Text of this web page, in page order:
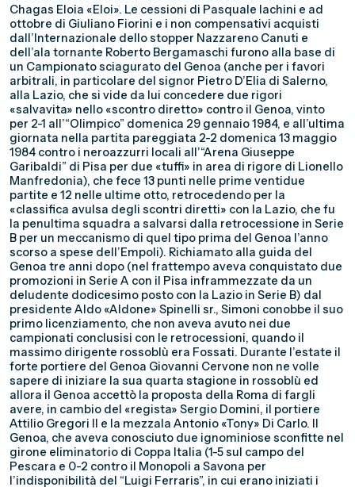
Chagas Eloia «Eloi». Le cessioni di Pasquale Iachini e ad
ottobre di Giuliano Fiorini e i non compensativi acquisti
dall’Internazionale dello stopper Nazzareno Canuti e
dell’ala tornante Roberto Bergamaschi furono alla base di
un Campionato sciagurato del Genoa (anche per i favori
arbitrali, in particolare del signor Pietro D’Elia di Salerno,
alla Lazio, che si vide da lui concedere due rigori
«salvavita» nello «scontro diretto» contro il Genoa, vinto
per 2-1 all’“Olimpico” domenica 29 gennaio 1984, e all’ultima
giornata nella partita pareggiata 2-2 domenica 13 maggio
1984 contro i neroazzurri locali all’“Arena Giuseppe
Garibaldi” di Pisa per due «tuffi» in area di rigore di Lionello
Manfredonia), che fece 13 punti nelle prime ventidue
partite e 12 nelle ultime otto, retrocedendo per la
«classifica avulsa degli scontri diretti» con la Lazio, che fu
la penultima squadra a salvarsi dalla retrocessione in Serie
B per un meccanismo di quel tipo prima del Genoa l’anno
scorso a spese dell’Empoli). Richiamato alla guida del
Genoa tre anni dopo (nel frattempo aveva conquistato due
promozioni in Serie A con il Pisa inframmezzate da un
deludente dodicesimo posto con la Lazio in Serie B) dal
presidente Aldo «Aldone» Spinelli sr., Simoni conobbe il suo
primo licenziamento, che non aveva avuto nei due
campionati conclusisi con le retrocessioni, quando il
massimo dirigente rossoblù era Fossati. Durante l’estate il
forte portiere del Genoa Giovanni Cervone non ne volle
sapere di iniziare la sua quarta stagione in rossoblù ed
allora il Genoa accettò la proposta della Roma di fargli
avere, in cambio del «regista» Sergio Domini, il portiere
Attilio Gregori II e la mezzala Antonio «Tony» Di Carlo. Il
Genoa, che aveva conosciuto due ignominiose sconfitte nel
girone eliminatorio di Coppa Italia (1-5 sul campo del
Pescara e 0-2 contro il Monopoli a Savona per
l’indisponibilità del “Luigi Ferraris”, in cui erano iniziati i